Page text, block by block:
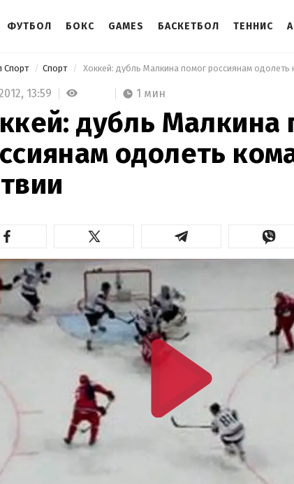
ФУТБОЛ БОКС GAMES БАСКЕТБОЛ ТЕННИС
Спорт Спорт Хоккей: дубль Малкина помог россиянам одолеть
13:59 1 мин
дубль Малкина
одолеть